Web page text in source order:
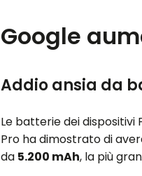
Google
Addio ansia da
Le batterie dei
Pro ha dimostrato di
da 5.200 mAh, la più